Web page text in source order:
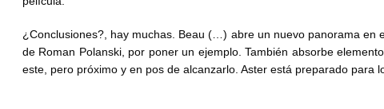
¿Conclusiones?, hay muchas. Beau (…) abre un nuevo panorama en
de Roman Polanski, por poner un ejemplo. También absorbe
este, pero próximo y en pos de alcanzarlo. Aster está preparado para